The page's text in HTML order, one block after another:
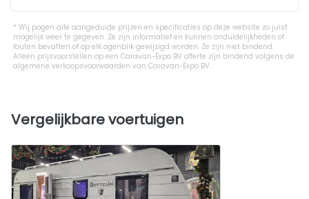
Wij pogen alle aangeduide prijzen en specificaties op deze website zo juist
mogelijk weer te gegeven. Ze zijn informatief en kunnen onduidelijkheden of
fouten bevatten of op elk ogenblik gewijzigd worden. Ze zijn niet bindend.
Alleen prijsvoorstellen op een Caravan-Expo BV offerte zijn bindend volgens de
algemene verkoopsvoorwaarden van Caravan-Expo BV.
Vergelijkbare voertuigen